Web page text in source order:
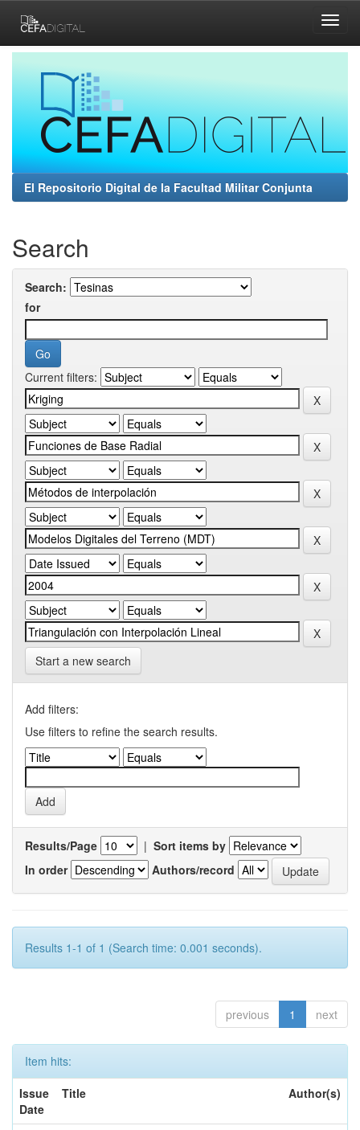
navigation
El Repositorio Digital de la Facultad Militar Conjunta
Search
Search:
for
Current filters:
Start a new search
Add filters:
Use filters to refine the search results.
Results/Page | Sort items by
In order
Authors/record
Results 1-1 of 1 (Search time: 0.001 seconds).
previous 1 next
Item hits:
Issue
Date
Title Author(s)